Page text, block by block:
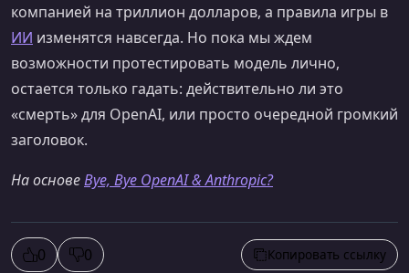
компанией на триллион долларов, а правила игры в
ИИ изменятся навсегда. Но пока мы ждем
возможности протестировать модель лично,
остается только гадать: действительно ли это
«смерть» для OpenAI, или просто очередной громкий
заголовок.
На основеBye, Bye OpenAI & Anthropic?
0 0 Копировать ссылку